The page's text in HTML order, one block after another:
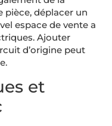
pièce, déplacer un
espace de vente a
Ajouter
d’origine peut
et